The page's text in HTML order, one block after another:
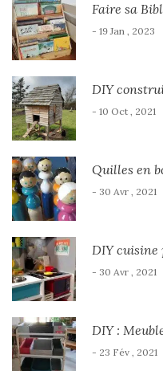
Faire sa
- 19 Jan , 2023
DIY
- 10 Oct , 2021
Quilles en
- 30 Avr , 2021
DIY cuisine
- 30 Avr , 2021
DIY :
- 23 Fév , 2021